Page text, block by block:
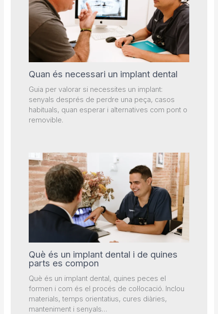
Quan és necessari un implant dental
Guia per valorar si necessites un implant:
senyals després de perdre una peça, casos
habituals, quan esperar i alternatives com pont o
removible.
Què és un implant dental i de quines
parts es compon
Què és un implant dental, quines peces el
formen i com és el procés de col·locació. Inclou
materials, temps orientatius, cures diàries,
manteniment i senyals…